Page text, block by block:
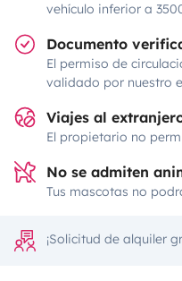
vehículo inferior a
Documento
El permiso de
validado por nuestro
Viajes al
El propietario no
No se admiten
Tus mascotas no
¡Solicitud de alquiler